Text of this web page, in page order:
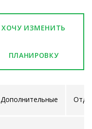
ХОЧУ ИЗМЕНИТЬ
ПЛАНИРОВКУ
Дополнительные